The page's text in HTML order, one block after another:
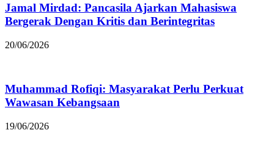
Jamal Mirdad: Pancasila Ajarkan Mahasiswa
Bergerak Dengan Kritis dan Berintegritas
20/06/2026
Muhammad Rofiqi: Masyarakat Perlu Perkuat
Wawasan Kebangsaan
19/06/2026